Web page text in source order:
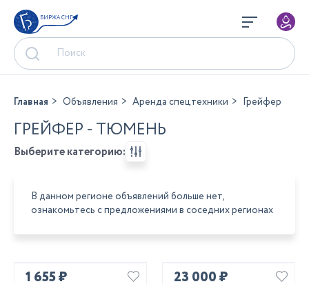
БИРЖА СНГ
Главная Объявления Аренда спецтехники Грейфер
ГРЕЙФЕР - ТЮМЕНЬ
Выберите категорию:
В данном регионе объявлений больше нет,
ознакомьтесь с предложениями в соседних регионах
1 655 ₽ 23 000 ₽